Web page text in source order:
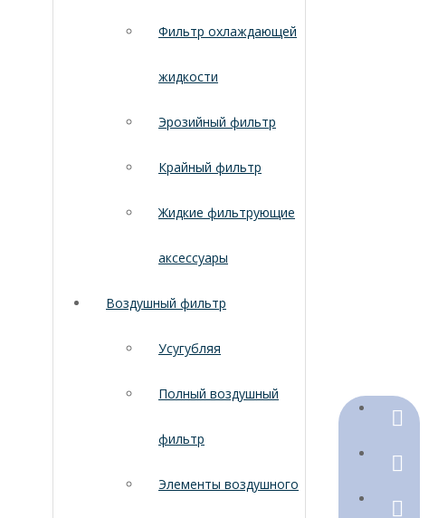
Фильтр охлаждающей
жидкости
Эрозийный фильтр
Крайный фильтр
Жидкие фильтрующие
аксессуары
Воздушный фильтр
Усугубляя
Полный воздушный
фильтр
Элементы воздушного
+86-